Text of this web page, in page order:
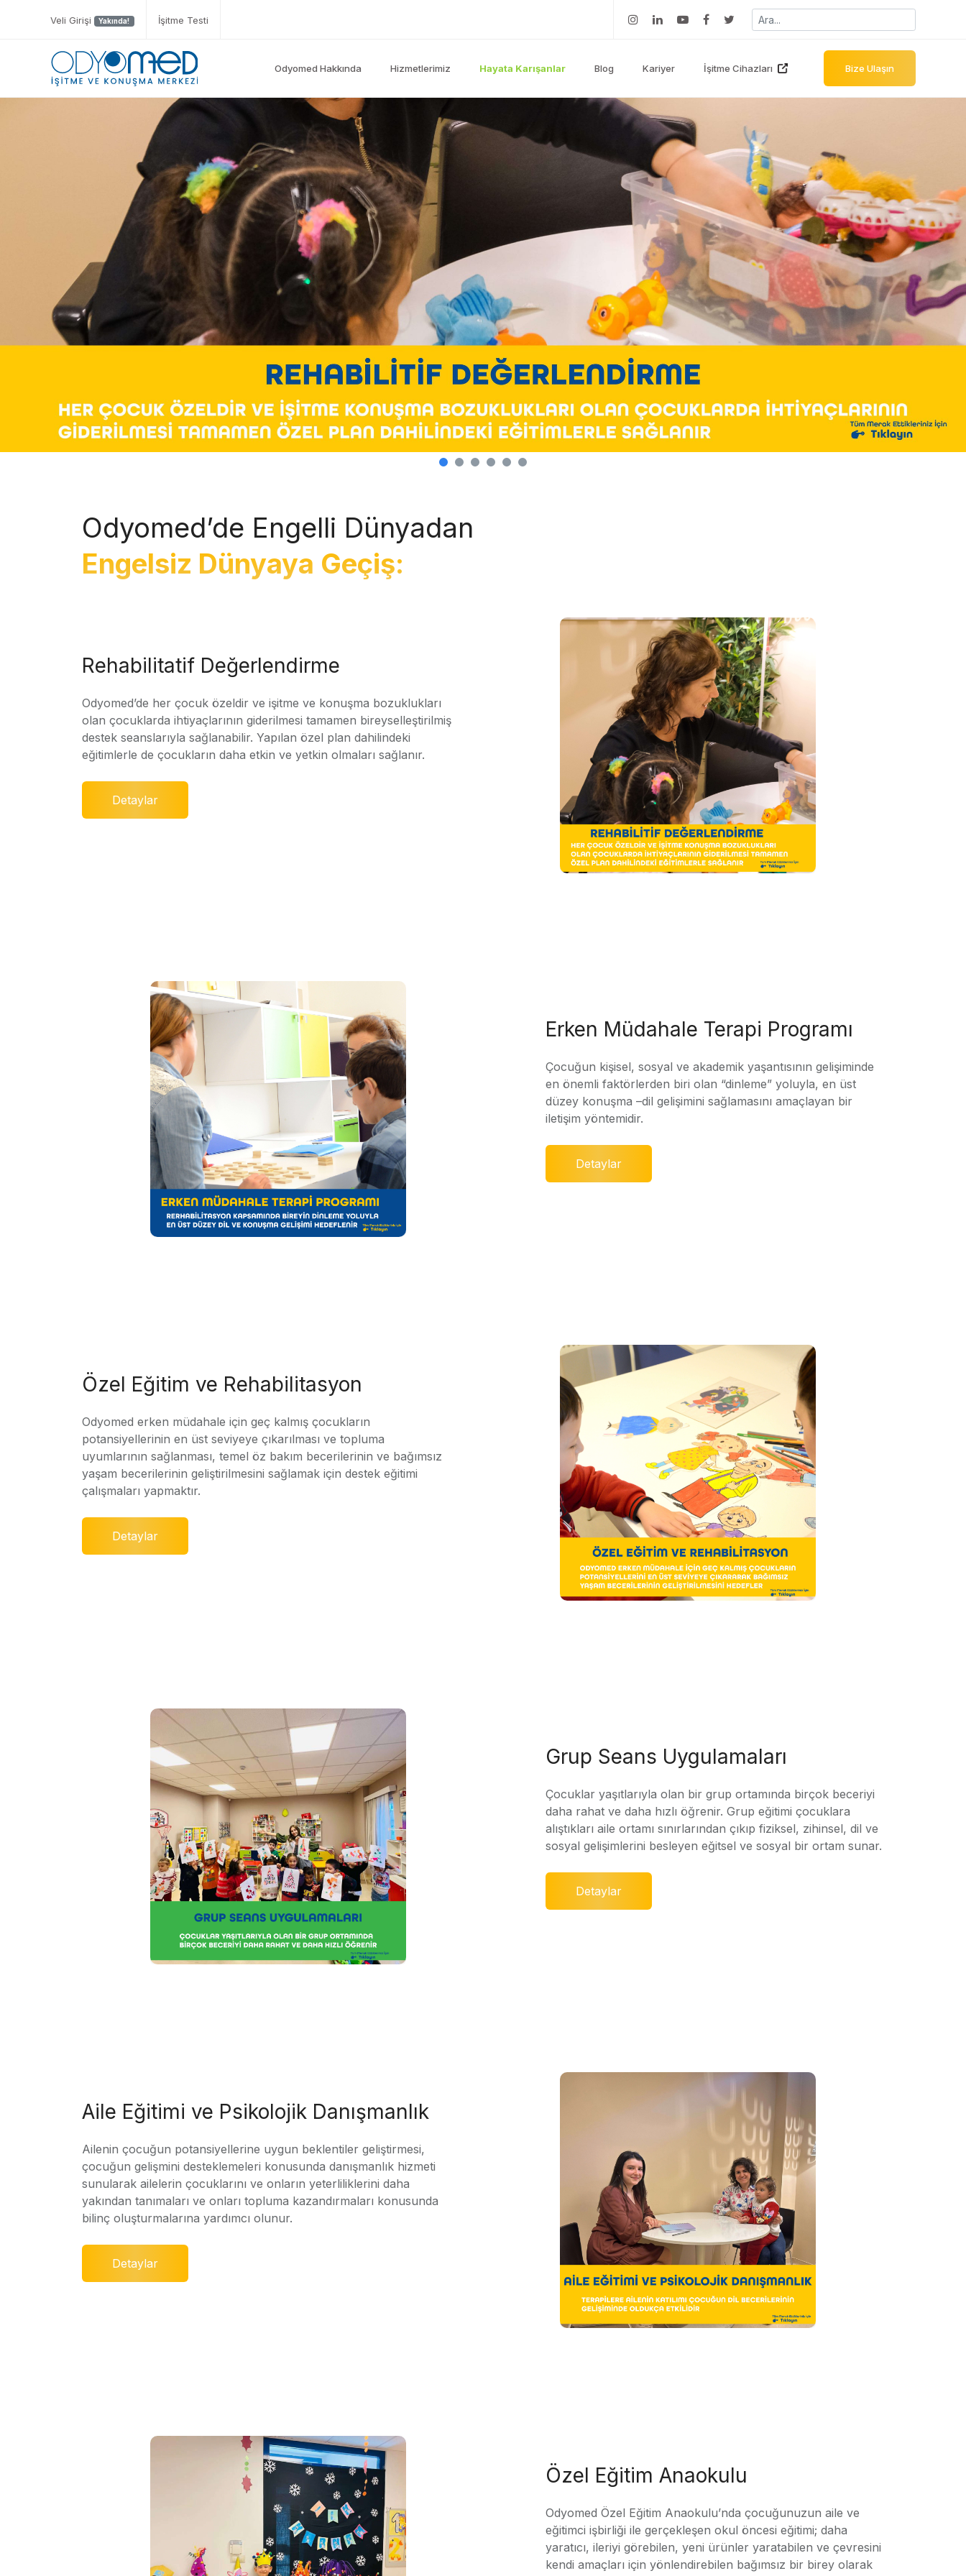
Veli Girişi Yakında! İşitme Testi
Odyomed Hakkında Hizmetlerimiz Hayata Karışanlar Blog Kariyer İşitme Cihazları Bize Ulaşın
Odyomed’de Engelli Dünyadan
Engelsiz Dünyaya Geçiş:
Rehabilitatif Değerlendirme
Odyomed’de her çocuk özeldir ve işitme ve konuşma bozuklukları
olan çocuklarda ihtiyaçlarının giderilmesi tamamen bireyselleştirilmiş
destek seanslarıyla sağlanabilir. Yapılan özel plan dahilindeki
eğitimlerle de çocukların daha etkin ve yetkin olmaları sağlanır.
Detaylar
Erken Müdahale Terapi Programı
Çocuğun kişisel, sosyal ve akademik yaşantısının gelişiminde
en önemli faktörlerden biri olan “dinleme” yoluyla, en üst
düzey konuşma –dil gelişimini sağlamasını amaçlayan bir
iletişim yöntemidir.
Detaylar
Özel Eğitim ve Rehabilitasyon
Odyomed erken müdahale için geç kalmış çocukların
potansiyellerinin en üst seviyeye çıkarılması ve topluma
uyumlarının sağlanması, temel öz bakım becerilerinin ve bağımsız
yaşam becerilerinin geliştirilmesini sağlamak için destek eğitimi
çalışmaları yapmaktır.
Detaylar
Grup Seans Uygulamaları
Çocuklar yaşıtlarıyla olan bir grup ortamında birçok beceriyi
daha rahat ve daha hızlı öğrenir. Grup eğitimi çocuklara
alıştıkları aile ortamı sınırlarından çıkıp fiziksel, zihinsel, dil ve
sosyal gelişimlerini besleyen eğitsel ve sosyal bir ortam sunar.
Detaylar
Aile Eğitimi ve Psikolojik Danışmanlık
Ailenin çocuğun potansiyellerine uygun beklentiler geliştirmesi,
çocuğun gelişmini desteklemeleri konusunda danışmanlık hizmeti
sunularak ailelerin çocuklarını ve onların yeterliliklerini daha
yakından tanımaları ve onları topluma kazandırmaları konusunda
bilinç oluşturmalarına yardımcı olunur.
Detaylar
Özel Eğitim Anaokulu
Odyomed Özel Eğitim Anaokulu’nda çocuğunuzun aile ve
eğitimci işbirliği ile gerçekleşen okul öncesi eğitimi; daha
yaratıcı, ileriyi görebilen, yeni ürünler yaratabilen ve çevresini
kendi amaçları için yönlendirebilen bağımsız bir birey olarak